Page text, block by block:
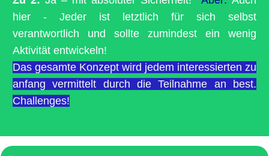
hier - Jeder ist letztlich für sich selbst
verantwortlich und sollte zumindest ein wenig
Aktivität entwickeln!
Das gesamte Konzept wird jedem interessierten zu
anfang vermittelt durch die Teilnahme an best.
Challenges!